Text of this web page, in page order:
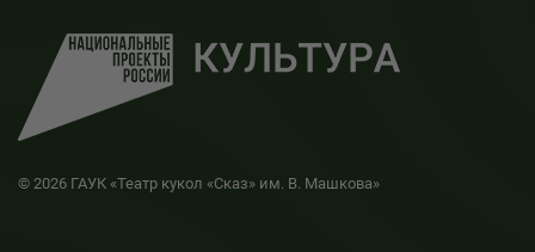
© 2026 ГАУК «Театр кукол «Сказ» им. В. Машкова»